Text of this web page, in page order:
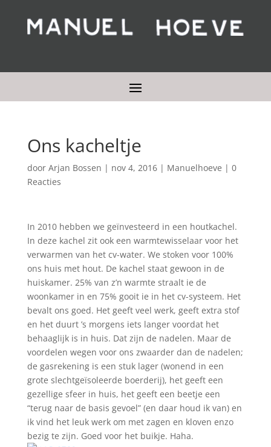
Ons kacheltje
door Arjan Bossen | nov 4, 2016| Manuelhoeve | 0
Reacties
In 2010 hebben we geïnvesteerd in een houtkachel.
In deze kachel zit ook een warmtewisselaar voor het
verwarmen van het cv-water. We stoken voor 100%
ons huis met hout. De kachel staat gewoon in de
huiskamer. 25% van z’n warmte straalt ie de
woonkamer in en 75% gooit ie in het cv-systeem. Het
bevalt ons goed. Het geeft veel werk, geeft extra stof
en het duurt ’s morgens iets langer voordat het
behaaglijk is in huis. Dat zijn de nadelen. Maar de
voordelen wegen voor ons zwaarder dan de nadelen;
de gasrekening is een stuk lager (wonend in een
grote slechtgeïsoleerde boerderij), het geeft een
gezellige sfeer in huis, het geeft een beetje een
“terug naar de basis gevoel” (en daar houd ik van) en
ik vind het leuk werk om met zagen en kloven enzo
bezig te zijn. Goed voor het buikje. Haha.